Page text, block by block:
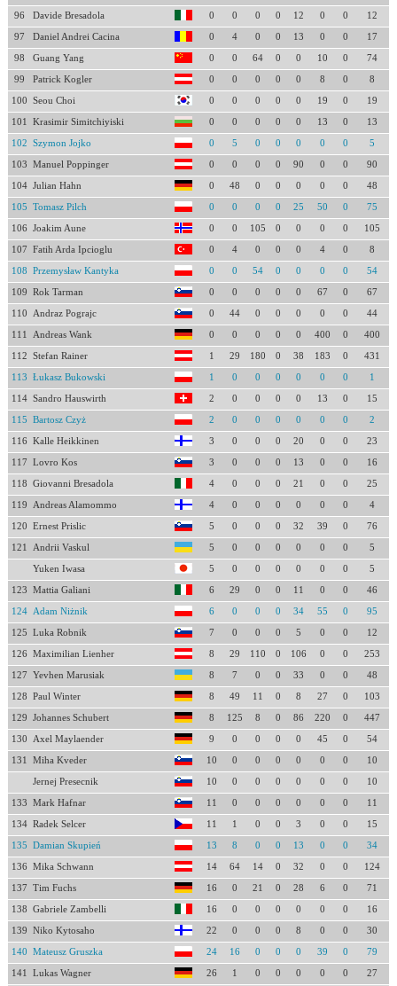
96 Davide Bresadola 0 0 0 0 12 0 0 12
97 Daniel Andrei Cacina 0 4 0 0 13 0 0 17
98 Guang Yang 0 0 64 0 0 10 0 74
99 Patrick Kogler 0 0 0 0 0 8 0 8
100 Seou Choi 0 0 0 0 0 19 0 19
101 Krasimir Simitchiyiski 0 0 0 0 0 13 0 13
102 Szymon Jojko 0 5 0 0 0 0 0 5
103 Manuel Poppinger 0 0 0 0 90 0 0 90
104 Julian Hahn 0 48 0 0 0 0 0 48
105 Tomasz Pilch 0 0 0 0 25 50 0 75
106 Joakim Aune 0 0 105 0 0 0 0 105
107 Fatih Arda Ipcioglu 0 4 0 0 0 4 0 8
108 Przemysław Kantyka 0 0 54 0 0 0 0 54
109 Rok Tarman 0 0 0 0 0 67 0 67
110 Andraz Pograjc 0 44 0 0 0 0 0 44
111 Andreas Wank 0 0 0 0 0 400 0 400
112 Stefan Rainer 1 29 180 0 38 183 0 431
113 Łukasz Bukowski 1 0 0 0 0 0 0 1
114 Sandro Hauswirth 2 0 0 0 0 13 0 15
115 Bartosz Czyż 2 0 0 0 0 0 0 2
116 Kalle Heikkinen 3 0 0 0 20 0 0 23
117 Lovro Kos 3 0 0 0 13 0 0 16
118 Giovanni Bresadola 4 0 0 0 21 0 0 25
119 Andreas Alamommo 4 0 0 0 0 0 0 4
120 Ernest Prislic 5 0 0 0 32 39 0 76
121 Andrii Vaskul 5 0 0 0 0 0 0 5
Yuken Iwasa 5 0 0 0 0 0 0 5
123 Mattia Galiani 6 29 0 0 11 0 0 46
124 Adam Niżnik 6 0 0 0 34 55 0 95
125 Luka Robnik 7 0 0 0 5 0 0 12
126 Maximilian Lienher 8 29 110 0 106 0 0 253
127 Yevhen Marusiak 8 7 0 0 33 0 0 48
128 Paul Winter 8 49 11 0 8 27 0 103
129 Johannes Schubert 8 125 8 0 86 220 0 447
130 Axel Maylaender 9 0 0 0 0 45 0 54
131 Miha Kveder 10 0 0 0 0 0 0 10
Jernej Presecnik 10 0 0 0 0 0 0 10
133 Mark Hafnar 11 0 0 0 0 0 0 11
134 Radek Selcer 11 1 0 0 3 0 0 15
135 Damian Skupień 13 8 0 0 13 0 0 34
136 Mika Schwann 14 64 14 0 32 0 0 124
137 Tim Fuchs 16 0 21 0 28 6 0 71
138 Gabriele Zambelli 16 0 0 0 0 0 0 16
139 Niko Kytosaho 22 0 0 0 8 0 0 30
140 Mateusz Gruszka 24 16 0 0 0 39 0 79
141 Lukas Wagner 26 1 0 0 0 0 0 27